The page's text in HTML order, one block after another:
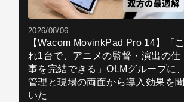
2026/08/06
【Wacom MovinkPad Pro 14】「こ
れ1台で、アニメの監督・演出の仕
事を完結できる」OLMグループに、
管理と現場の両面から導入効果を聞
いた